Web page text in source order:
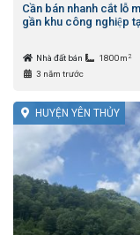
Cần bán nhanh cắt lỗ
gần khu công nghiệp
Nhà đất bán 1800m 2
3 năm trước
HUYỆN YÊN THỦY